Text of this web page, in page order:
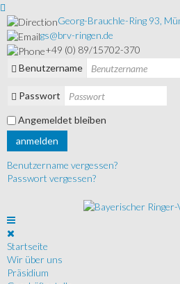
Georg-Brauchle-Ring 93,
gs@brv-ringen.de
+49 (0) 89/15702-370
Benutzername
Passwort
Angemeldet bleiben
anmelden
Benutzername vergessen?
Passwort vergessen?
Startseite
Wir über uns
Präsidium